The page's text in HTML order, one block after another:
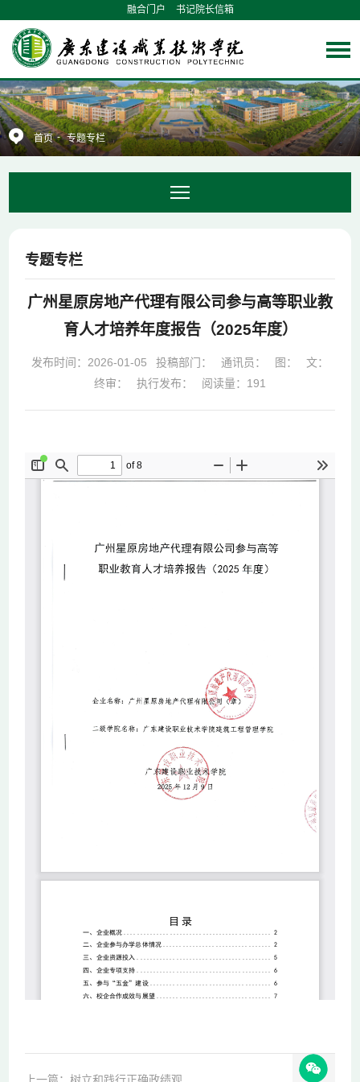
融合门户 书记院长信箱
首页 - 专题专栏
专题专栏
广州星原房地产代理有限公司参与高等职业教
育人才培养年度报告（2025年度）
发布时间：2026-01-05 投稿部门： 通讯员： 图：
文：
终审：
执行发布： 阅读量： 191
上一篇：树立和践行正确政绩观